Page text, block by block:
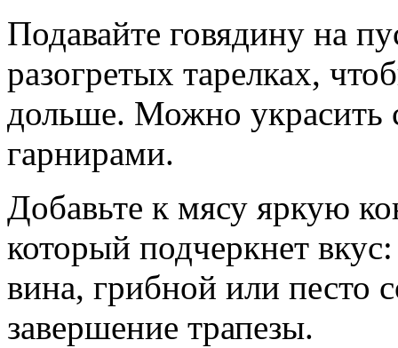
Подавайте говядину на
разогретых тарелках,
дольше. Можно
гарнирами.
Добавьте к мясу яркую
который подчеркнет
вина, грибной или песто
завершение трапезы.